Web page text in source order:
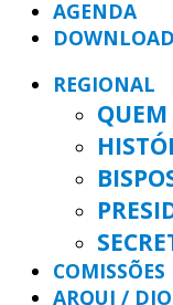
AGENDA
REGIONAL
QUEM
ARQUI /